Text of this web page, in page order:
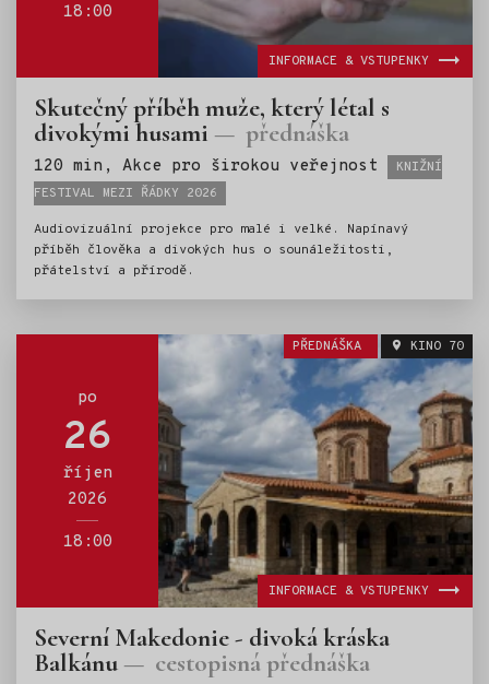
18:00
Skutečný příběh muže, který létal s
divokými husami přednáška
120 min, Akce pro širokou veřejnost Štítky:
KNIŽNÍ
FESTIVAL MEZI ŘÁDKY 2026
Audiovizuální projekce pro malé i velké. Napínavý
příběh člověka a divokých hus o sounáležitosti,
přátelství a přírodě.
INFORMACE & VSTUPENKY
po
26
říjen
2026
18:00
PŘEDNÁŠKA KINO 70
Severní Makedonie - divoká kráska
Balkánu cestopisná přednáška
INFORMACE & VSTUPENKY